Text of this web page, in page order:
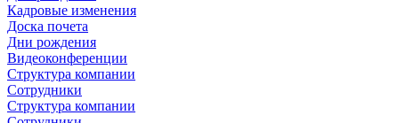
Кадровые изменения
Доска почета
Дни рождения
Видеоконференции
Структура компании
Сотрудники
Структура компании